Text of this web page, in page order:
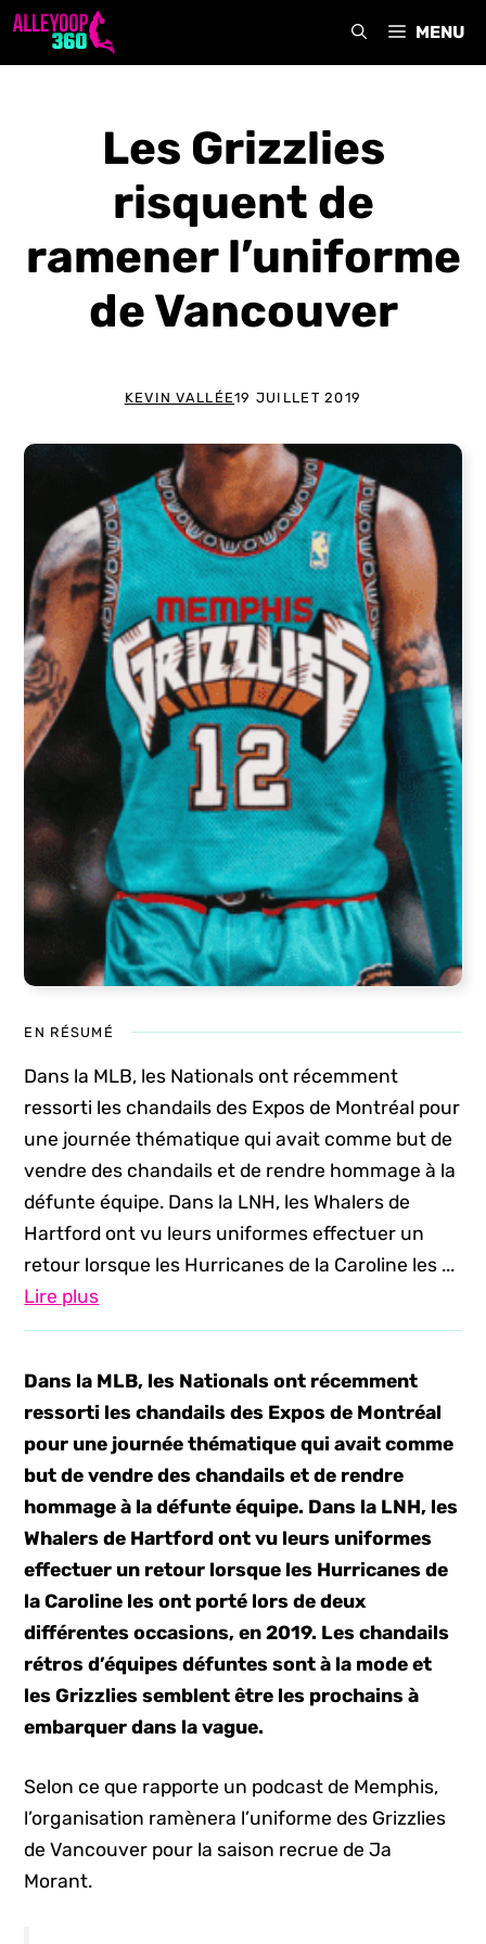
Aller
MENU
Les Grizzlies
risquent de
ramener l’uniforme
de Vancouver
KEVIN VALLÉE19 JUILLET 2019
EN RÉSUMÉ
Dans la MLB, les Nationals ont récemment
ressorti les chandails des Expos de Montréal pour
une journée thématique qui avait comme but de
vendre des chandails et de rendre hommage à la
défunte équipe. Dans la LNH, les Whalers de
Hartford ont vu leurs uniformes effectuer un
retour lorsque les Hurricanes de la Caroline les ...
Lire plus
Dans la MLB, les Nationals ont récemment
ressorti les chandails des Expos de Montréal
pour une journée thématique qui avait comme
but de vendre des chandails et de rendre
hommage à la défunte équipe. Dans la LNH, les
Whalers de Hartford ont vu leurs uniformes
effectuer un retour lorsque les Hurricanes de
la Caroline les ont porté lors de deux
différentes occasions, en 2019. Les chandails
rétros d’équipes défuntes sont à la mode et
les Grizzlies semblent être les prochains à
embarquer dans la vague.
Selon ce que rapporte un podcast de Memphis,
l’organisation ramènera l’uniforme des Grizzlies
de Vancouver pour la saison recrue de Ja
Morant.